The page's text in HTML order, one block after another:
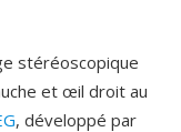
stéréoscopique
et œil droit au
, développé par